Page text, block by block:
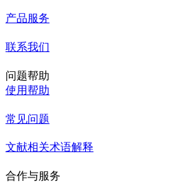
产品服务
联系我们
问题帮助
使用帮助
常见问题
文献相关术语解释
合作与服务